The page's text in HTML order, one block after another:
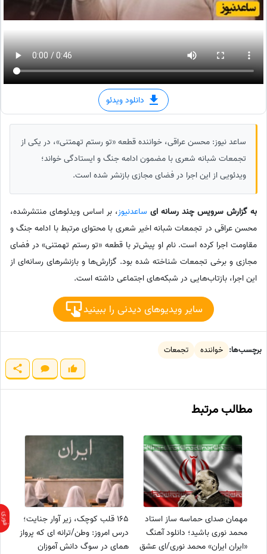
دانلود ویدئو
ساعد نیوز: محسن عراقی، خواننده قطعه «تو رستم تهمتنی»، در یکی از
تجمعات شبانه شعری با مضمون ادامه جنگ و ایستادگی خواند؛
ویدئویی از این اجرا در فضای مجازی بازنشر شده است.
به گزارش سرویس چند رسانه ای ساعدنیوز، بر اساس ویدئوهای منتشرشده،
محسن عراقی در تجمعات شبانه اخیر شعری با محتوای مرتبط با ادامه جنگ و
مقاومت اجرا کرده است. نام او پیش‌تر با قطعه «تو رستم تهمتنی» در فضای
مجازی و برخی تجمعات شناخته شده بود. گزارش‌ها و بازنشرهای رسانه‌ای از
این اجرا، بازتاب‌هایی در شبکه‌های اجتماعی داشته است.
سایر ویدیوهای دیدنی را ببینید
برچسب‌ها: خواننده تجمعات
مطالب مرتبط
مهمان صدای حماسه ساز استاد
محمد نوری باشید؛ دانلود آهنگ
«ایران ایران» محمد نوری/ای عشق
165 قلب کوچک، زیر آوار جنایت؛
درس امروز: وطن/ترانه ای که پرواز
همای در سوگ دانش آموزان